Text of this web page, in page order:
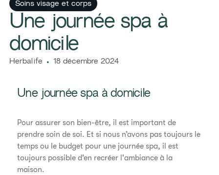
Soins visage et corps
Une journée spa à
domicile
Herbalife 18 décembre 2024
Une journée spa à domicile
Pour assurer son bien-être, il est important de
prendre soin de soi. Et si nous n’avons pas toujours le
temps ou le budget pour une journée spa, il est
toujours possible d’en recréer l'ambiance à la
maison.